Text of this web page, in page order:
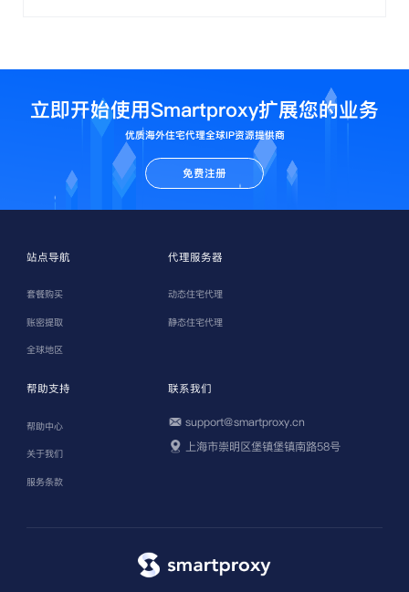
立即开始使用Smartproxy扩展您的业务
优质海外住宅代理全球IP资源提供商
免费注册
站点导航
套餐购买
账密提取
全球地区
代理服务器
动态住宅代理
静态住宅代理
帮助支持
帮助中心
关于我们
服务条款
联系我们
support@smartproxy.cn
上海市崇明区堡镇堡镇南路58号